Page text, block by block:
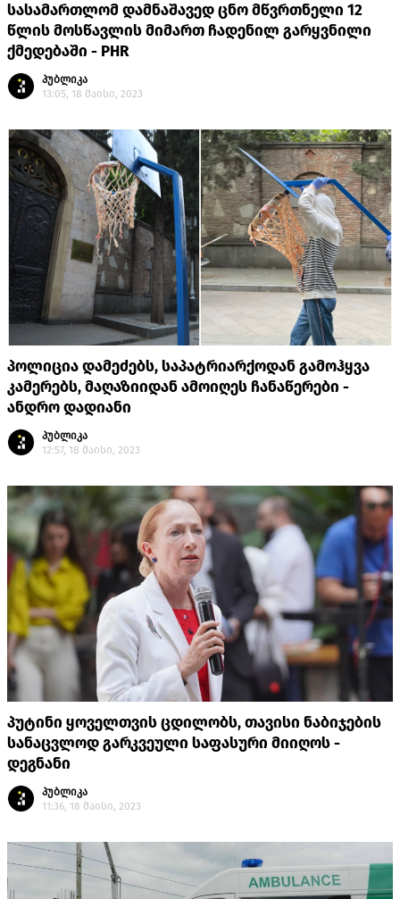
სასამართლომ დამნაშავედ ცნო მწვრთნელი 12
წლის მოსწავლის მიმართ ჩადენილ გარყვნილი
ქმედებაში - PHR
პუბლიკა
13:05, 18 მაისი, 2023
პოლიცია დამეძებს, საპატრიარქოდან გამოჰყვა
კამერებს, მაღაზიიდან ამოიღეს ჩანაწერები -
ანდრო დადიანი
პუბლიკა
12:57, 18 მაისი, 2023
პუტინი ყოველთვის ცდილობს, თავისი ნაბიჯების
სანაცვლოდ გარკვეული საფასური მიიღოს -
დეგნანი
პუბლიკა
11:36, 18 მაისი, 2023